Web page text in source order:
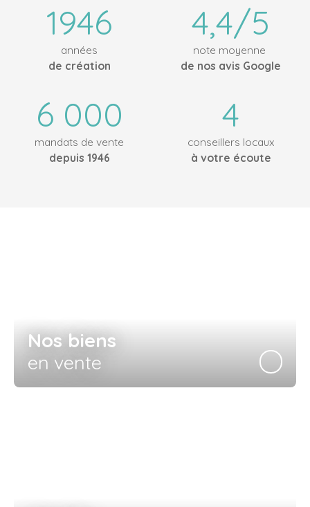
1946
années
de création
4,4/5
note moyenne
de nos avis Google
6 000
mandats de vente
depuis 1946
4
conseillers locaux
à votre écoute
Nos biens
en vente